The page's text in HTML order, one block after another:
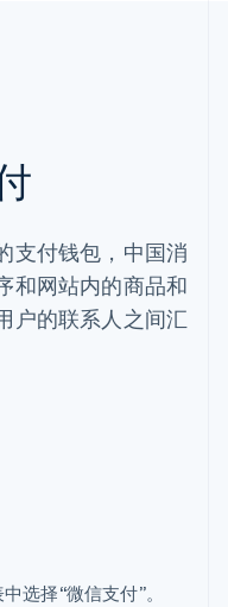
支付钱包，中国消
和网站内的商品和
户的联系人之间汇
选择“微信支付”。